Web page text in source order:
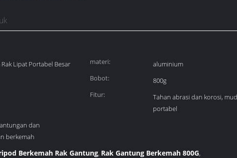
Lipat Portabel Besar materi:
aluminium
Bobot:
800g
Fitur:
Tahan abrasi dan korosi,
portabel
dan
berkemah
Berkemah Rak Gantung, Rak Gantung Berkemah 800G,